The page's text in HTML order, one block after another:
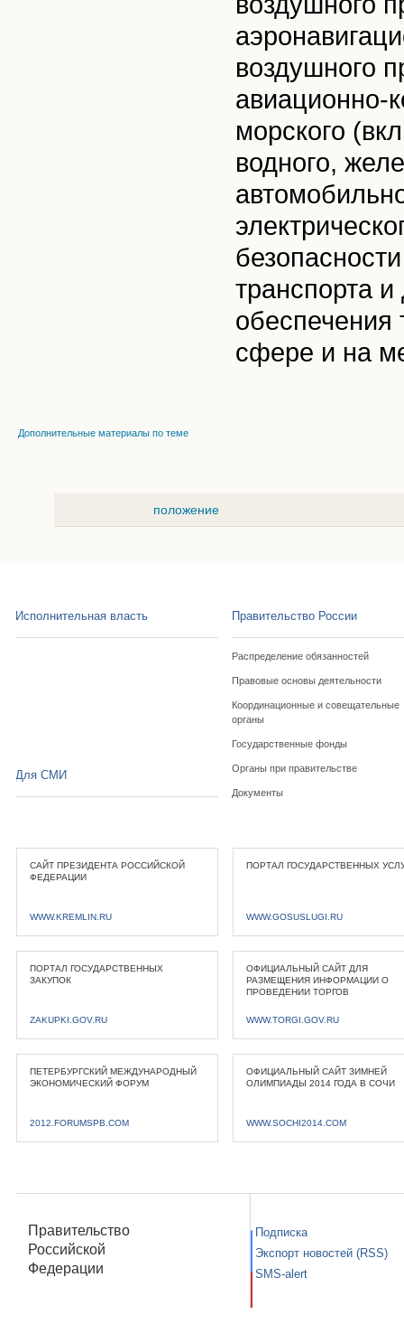
воздушного
авиационно-
морского
водного,
транспорта
обеспечения
сфере и на
Дополнительные материалы по теме
положение
Исполнительная власть Правительство России
Распределение обязанностей
Правовые основы деятельности
Координационные и совещательные
органы
Государственные фонды
Органы при правительстве
Документы
Для СМИ
САЙТ ПРЕЗИДЕНТА РОССИЙСКОЙ
ФЕДЕРАЦИИ
WWW.KREMLIN.RU
ПОРТАЛ ГОСУДАРСТВЕННЫХ
WWW.GOSUSLUGI.RU
ПОРТАЛ ГОСУДАРСТВЕННЫХ
ЗАКУПОК
ZAKUPKI.GOV.RU
ОФИЦИАЛЬНЫЙ САЙТ ДЛЯ
РАЗМЕЩЕНИЯ ИНФОРМАЦИИ О
ПРОВЕДЕНИИ ТОРГОВ
WWW.TORGI.GOV.RU
ПЕТЕРБУРГСКИЙ МЕЖДУНАРОДНЫЙ
ЭКОНОМИЧЕСКИЙ ФОРУМ
2012.FORUMSPB.COM
ОФИЦИАЛЬНЫЙ САЙТ ЗИМНЕЙ
ОЛИМПИАДЫ 2014 ГОДА В СОЧИ
WWW.SOCHI2014.COM
Правительство
Российской
Федерации
Подписка
Экспорт новостей (RSS)
SMS-alert